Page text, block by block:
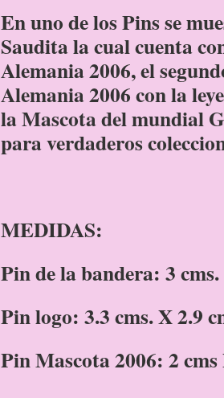
En uno de los Pins se
Saudita la cual cuenta
Alemania 2006, el
Alemania 2006 con la
la Mascota del mundial
para verdaderos
MEDIDAS:
Pin de la bandera: 3
Pin logo: 3.3 cms. X 2.9
Pin Mascota 2006: 2 cms